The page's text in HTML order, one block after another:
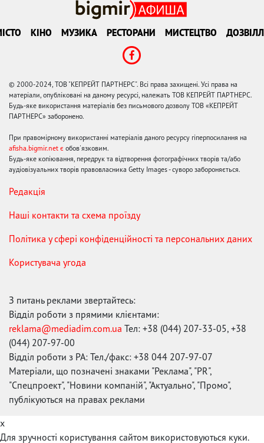
КІНО МУЗИКА РЕСТОРАНИ МИСТЕЦТВО
© 2000-2024, ТОВ "КЕПРЕЙТ ПАРТНЕРС". Всі права захищені. Усі права на
матеріали, опубліковані на даному ресурсі, належать ТОВ КЕПРЕЙТ ПАРТНЕРС.
Будь-яке використання матеріалів без письмового дозволу ТОВ «КЕПРЕЙТ
ПАРТНЕРС» заборонено.
При правомірному використанні матеріалів даного ресурсу гіперпосилання на
afisha.bigmir.net є обов'язковим.
Будь-яке копіювання, передрук та відтворення фотографічних творів та/або
аудіовізуальних творів правовласника Getty Images - суворо забороняється.
Редакція
Наші контакти та схема проїзду
Політика у сфері конфіденційності та персональних даних
Користувача угода
З питань реклами звертайтесь:
Відділ роботи з прямими клієнтами:
reklama@mediadim.com.ua Тел: +38 (044) 207-33-05, +38
(044) 207-97-00
Відділ роботи з РА: Тел./факс: +38 044 207-97-07
Матеріали, що позначені знаками "Реклама", "PR",
"Спецпроект", "Новини компаній", "Актуально", "Промо",
публікуються на правах реклами
x
Для зручності користування сайтом використовуються куки.